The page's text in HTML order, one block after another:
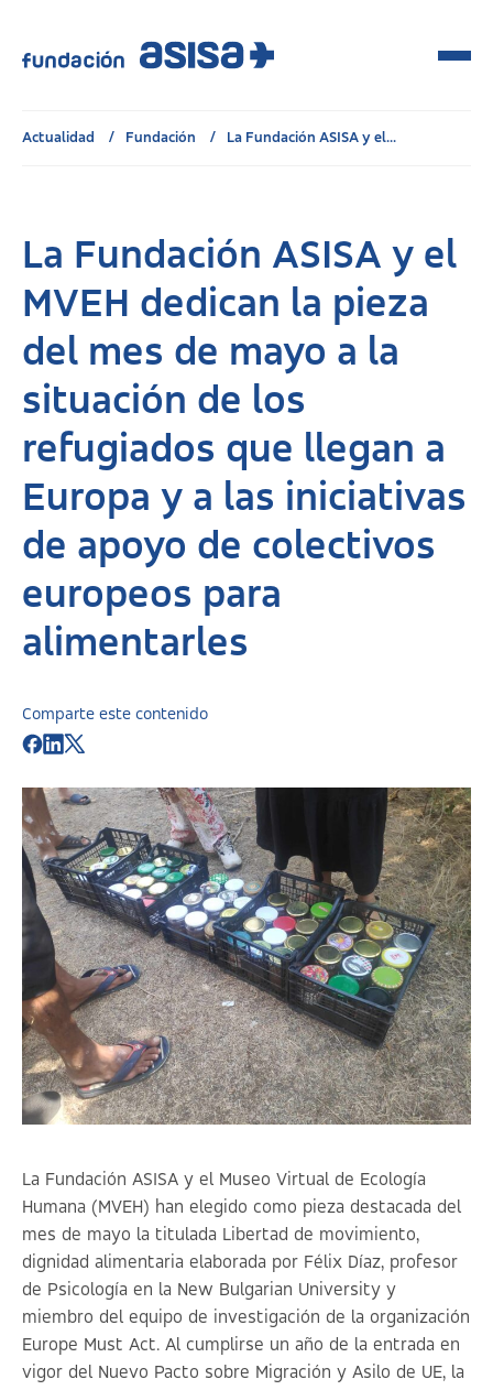
Actualidad Fundación La Fundación ASISA y el...
La Fundación ASISA y el
MVEH dedican la pieza
del mes de mayo a la
situación de los
refugiados que llegan a
Europa y a las iniciativas
de apoyo de colectivos
europeos para
alimentarles
Comparte este contenido
La Fundación ASISA y el Museo Virtual de Ecología
Humana (MVEH) han elegido como pieza destacada del
mes de mayo la titulada Libertad de movimiento,
dignidad alimentaria elaborada por Félix Díaz, profesor
de Psicología en la New Bulgarian University y
miembro del equipo de investigación de la organización
Europe Must Act. Al cumplirse un año de la entrada en
vigor del Nuevo Pacto sobre Migración y Asilo de UE, la